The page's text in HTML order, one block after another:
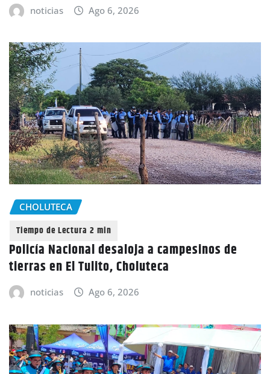
noticias Ago 6, 2026
CHOLUTECA
Policía Nacional desaloja a campesinos de
tierras en El Tulito, Choluteca
noticias Ago 6, 2026